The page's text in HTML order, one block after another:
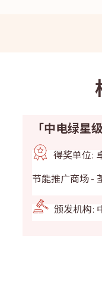
「中电绿星
得奖单位: 卓
节能推广商场 -
西沙GO PARK 创新节能推广屋苑 - Wetland
颁发机构: